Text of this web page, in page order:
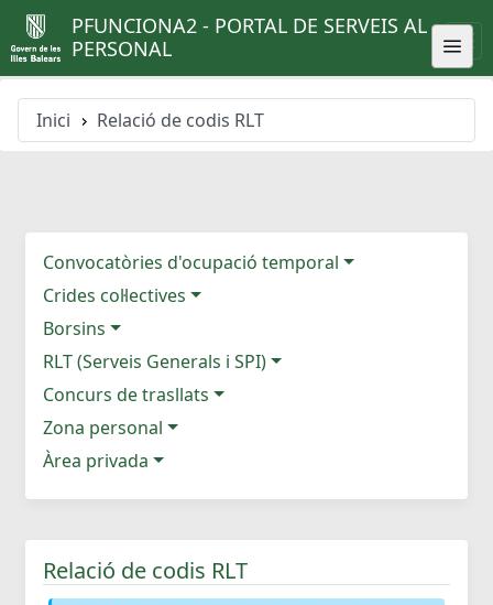
PFUNCIONA2 - PORTAL DE SERVEIS AL
PERSONAL
Inici Relació de codis RLT
Convocatòries d'ocupació temporal
Crides col·lectives
Borsins
RLT (Serveis Generals i SPI)
Concurs de trasllats
Zona personal
Àrea privada
Relació de codis RLT